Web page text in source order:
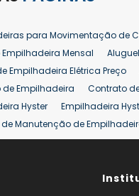
para Movimentação de
Mensal
Empilhadeira Elétrica Preço
de Empilhadeira
Contrato
Hyster
Empilhadeira
de Manutenção de
Hyster
Comprar